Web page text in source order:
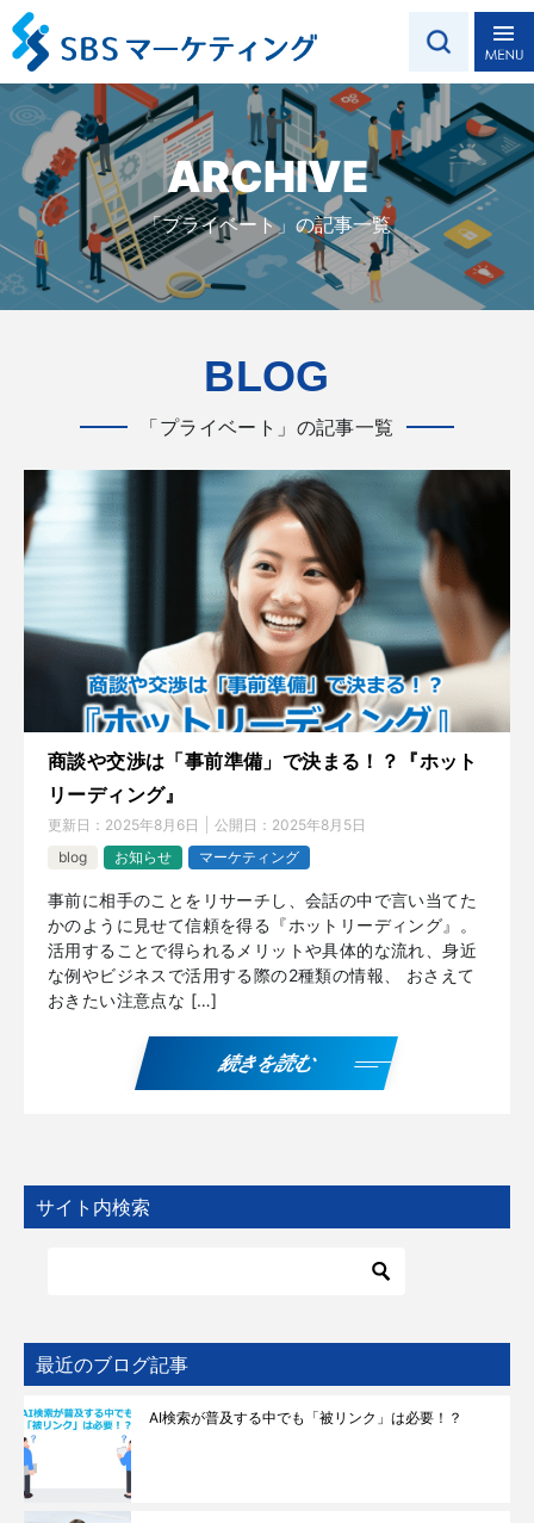
ARCHIVE
「プライベート」の記事一覧
BLOG
「プライベート」の記事一覧
商談や交渉は「事前準備」で決まる！？『ホット
リーディング』
更新日： 2025年8月6日 公開日： 2025年8月5日
blog
お知らせ マーケティング
事前に相手のことをリサーチし、会話の中で言い当てた
かのように見せて信頼を得る『ホットリーディング』。
活用することで得られるメリットや具体的な流れ、身近
な例やビジネスで活用する際の2種類の情報、 おさえて
おきたい注意点な […]
続きを読む
サイト内検索
最近のブログ記事
AI検索が普及する中でも「被リンク」は必要！？